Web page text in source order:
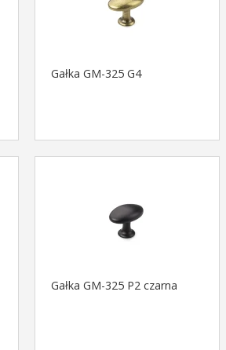
Gałka GM-325 G4
Gałka GM-325 P2 czarna